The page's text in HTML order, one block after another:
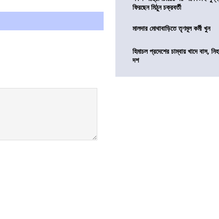
ফিরছেন মিঠুন চক্রবর্তী
মালদার মোথাবাড়িতে তৃণমূল কর্মী খুন
হিমাচল প্রদেশের চাম্বায় খাদে
দশ